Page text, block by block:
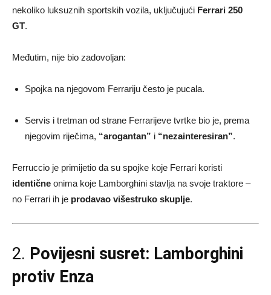
nekoliko luksuznih sportskih vozila, uključujući Ferrari 250
GT.
Međutim, nije bio zadovoljan:
Spojka na njegovom Ferrariju često je pucala.
Servis i tretman od strane Ferrarijeve tvrtke bio je, prema
njegovim riječima, “arogantan” i “nezainteresiran”.
Ferruccio je primijetio da su spojke koje Ferrari koristi
identične onima koje Lamborghini stavlja na svoje traktore –
no Ferrari ih je prodavao višestruko skuplje.
2. Povijesni susret: Lamborghini
protiv Enza